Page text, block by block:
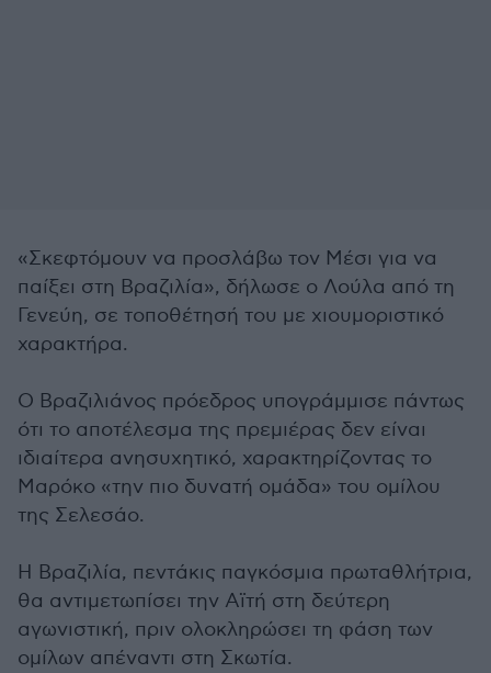
«Σκεφτόμουν να προσλάβω τον Μέσι για να
παίξει στη Βραζιλία», δήλωσε ο Λούλα από τη
Γενεύη, σε τοποθέτησή του με χιουμοριστικό
χαρακτήρα.
Ο Βραζιλιάνος πρόεδρος υπογράμμισε πάντως
ότι το αποτέλεσμα της πρεμιέρας δεν είναι
ιδιαίτερα ανησυχητικό, χαρακτηρίζοντας το
Μαρόκο «την πιο δυνατή ομάδα» του ομίλου
της Σελεσάο.
Η Βραζιλία, πεντάκις παγκόσμια πρωταθλήτρια,
θα αντιμετωπίσει την Αϊτή στη δεύτερη
αγωνιστική, πριν ολοκληρώσει τη φάση των
ομίλων απέναντι στη Σκωτία.